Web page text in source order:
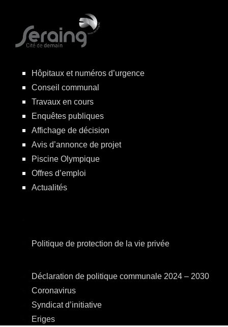
Hôpitaux et numéros d’urgence
Conseil communal
Travaux en cours
Enquêtes publiques
Affichage de décision
Avis d’annonce de projet
Piscine Olympique
Offres d’emploi
Actualités
Politique de protection de la vie privée
Déclaration de politique communale 2024 – 2030
Coronavirus
Syndicat d’initiative
Eriges